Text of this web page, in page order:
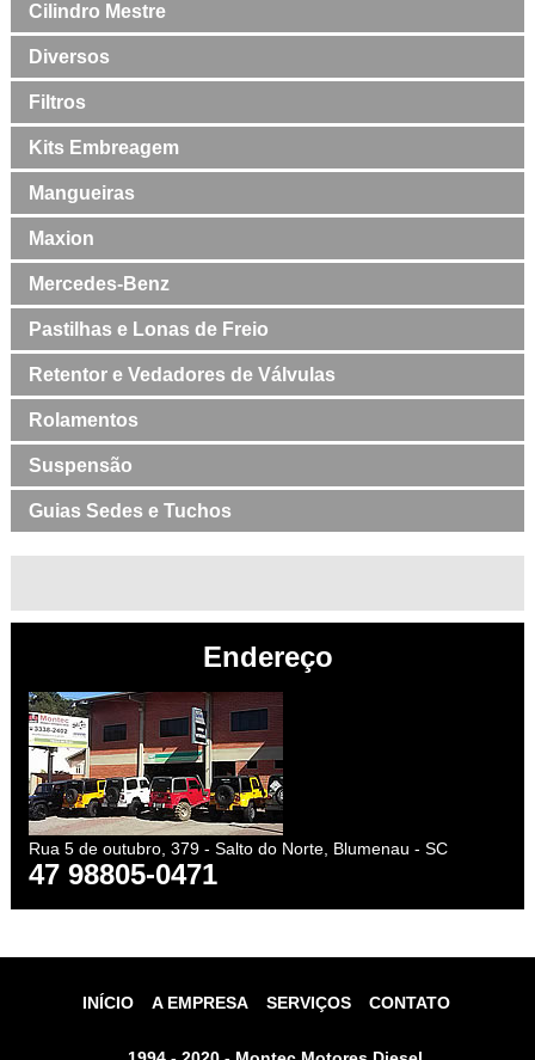
Cilindro Mestre
Diversos
Filtros
Kits Embreagem
Mangueiras
Maxion
Mercedes-Benz
Pastilhas e Lonas de Freio
Retentor e Vedadores de Válvulas
Rolamentos
Suspensão
Guias Sedes e Tuchos
Endereço
Rua 5 de outubro, 379 - Salto do Norte, Blumenau - SC
47 98805-0471
INÍCIO A EMPRESA SERVIÇOS CONTATO